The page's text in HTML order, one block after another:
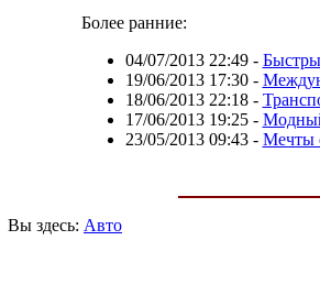
Более ранние:
04/07/2013 22:49-
19/06/2013 17:30-
18/06/2013 22:18-
17/06/2013 19:25-
23/05/2013 09:43- Мечты
Вы здесь: Авто